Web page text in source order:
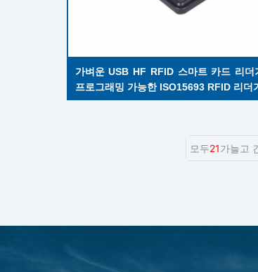
가벼운 USB HF RFID 스마트 카드 리더
프로그래밍 가능한 ISO15693 RFID 리더기
모두21가늘고